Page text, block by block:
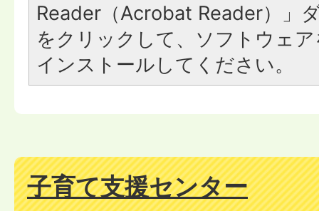
Reader（Acrobat Reader）」
をクリックして、ソフトウェ
インストールしてください。
子育て支援センター